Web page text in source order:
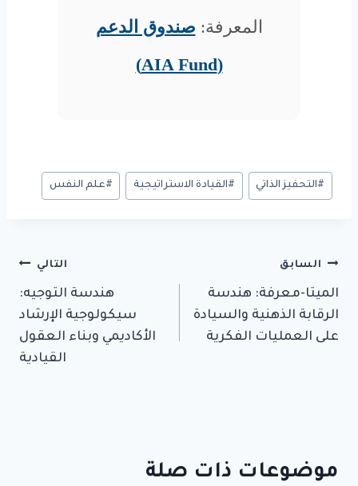
المعرفة: صندوق الدعم
(AIA Fund)
وسوم
المقال:
#التحفيز الذاتي #القيادة الاستراتيجية #علم النفس
تصفّح
المقالات
السابق
الميتا-معرفة: هندسة
الرقابة الذهنية والسيادة
على العمليات الفكرية
التالي
هندسة التوجيه:
سيكولوجية الإرشاد
الأكاديمي وبناء العقول
القيادية
موضوعات ذات صلة